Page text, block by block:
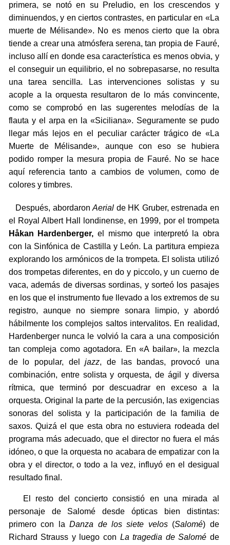
primera, se notó en su Preludio, en los crescendos y
diminuendos, y en ciertos contrastes, en particular en «La
muerte de Mélisande». No es menos cierto que la obra
tiende a crear una atmósfera serena, tan propia de Fauré,
incluso allí en donde esa característica es menos obvia, y
el conseguir un equilibrio, el no sobrepasarse, no resulta
una tarea sencilla. Las intervenciones solistas y su
acople a la orquesta resultaron de lo más convincente,
como se comprobó en las sugerentes melodías de la
flauta y el arpa en la «Siciliana». Seguramente se pudo
llegar más lejos en el peculiar carácter trágico de «La
Muerte de Mélisande», aunque con eso se hubiera
podido romper la mesura propia de Fauré. No se hace
aquí referencia tanto a cambios de volumen, como de
colores y timbres.
Después, abordaronAerial de HK Gruber, estrenada en
el Royal Albert Hall londinense, en 1999, por el trompeta
Håkan Hardenberger, el mismo que interpretó la obra
con la Sinfónica de Castilla y León. La partitura empieza
explorando los armónicos de la trompeta. El solista utilizó
dos trompetas diferentes, en do y piccolo, y un cuerno de
vaca, además de diversas sordinas, y sorteó los pasajes
en los que el instrumento fue llevado a los extremos de su
registro, aunque no siempre sonara limpio, y abordó
hábilmente los complejos saltos intervalitos. En realidad,
Hardenberger nunca le volvió la cara a una composición
tan compleja como agotadora. En «A bailar», la mezcla
de lo popular, deljazz, de las bandas, provocó una
combinación, entre solista y orquesta, de ágil y diversa
rítmica, que terminó por descuadrar en exceso a la
orquesta. Original la parte de la percusión, las exigencias
sonoras del solista y la participación de la familia de
saxos. Quizá el que esta obra no estuviera rodeada del
programa más adecuado, que el director no fuera el más
idóneo, o que la orquesta no acabara de empatizar con la
obra y el director, o todo a la vez, influyó en el desigual
resultado final.
El resto del concierto consistió en una mirada al
personaje de Salomé desde ópticas bien distintas:
primero con laDanza de los siete velos(Salomé) de
Richard Strauss y luego con La tragedia de Salomé de